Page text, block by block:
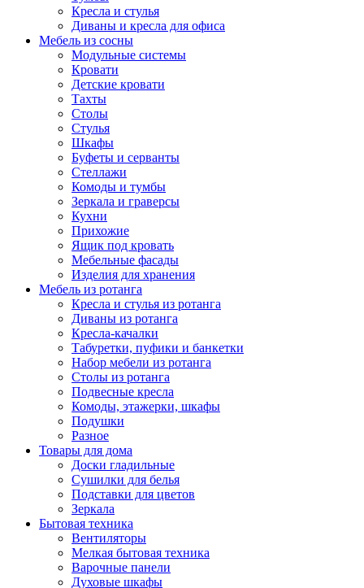
Кресла и стулья
Диваны и кресла для офиса
Мебель из сосны
Модульные системы
Кровати
Детские кровати
Тахты
Столы
Стулья
Шкафы
Буфеты и серванты
Стеллажи
Комоды и тумбы
Зеркала и граверсы
Кухни
Прихожие
Ящик под кровать
Мебельные фасады
Изделия для хранения
Мебель из ротанга
Кресла и стулья из ротанга
Диваны из ротанга
Кресла-качалки
Табуретки, пуфики и банкетки
Набор мебели из ротанга
Столы из ротанга
Подвесные кресла
Комоды, этажерки, шкафы
Подушки
Разное
Товары для дома
Доски гладильные
Сушилки для белья
Подставки для цветов
Зеркала
Бытовая техника
Вентиляторы
Мелкая бытовая техника
Варочные панели
Духовые шкафы